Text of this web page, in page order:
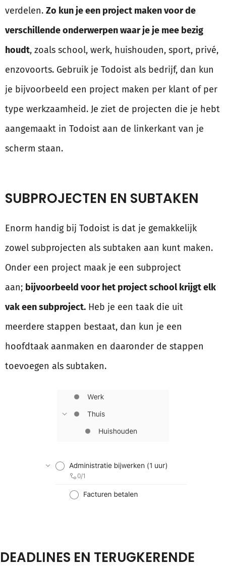
verdelen. Zo kun je een project maken voor de
verschillende onderwerpen waar je je mee bezig
houdt, zoals school, werk, huishouden, sport, privé,
enzovoorts. Gebruik je Todoist als bedrijf, dan kun
je bijvoorbeeld een project maken per klant of per
type werkzaamheid. Je ziet de projecten die je hebt
aangemaakt in Todoist aan de linkerkant van je
scherm staan.
SUBPROJECTEN EN SUBTAKEN
Enorm handig bij Todoist is dat je gemakkelijk
zowel subprojecten als subtaken aan kunt maken.
Onder een project maak je een subproject
aan; bijvoorbeeld voor het project school krijgt elk
vak een subproject. Heb je een taak die uit
meerdere stappen bestaat, dan kun je een
hoofdtaak aanmaken en daaronder de stappen
toevoegen als subtaken.
DEADLINES EN TERUGKERENDE